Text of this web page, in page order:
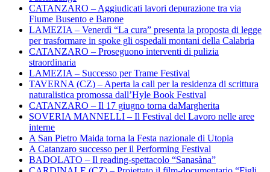
CATANZARO – Aggiudicati lavori depurazione tra via
Fiume Busento e Barone
LAMEZIA – Venerdì “La cura” presenta la proposta di legge
per trasformare in spoke gli ospedali montani della Calabria
CATANZARO – Proseguono interventi di pulizia
straordinaria
LAMEZIA – Successo per Trame Festival
TAVERNA (CZ) – Aperta la call per la residenza di scrittura
naturalistica promossa dall’Hyle Book Festival
CATANZARO – Il 17 giugno torna daMargherita
SOVERIA MANNELLI – Il Festival del Lavoro nelle aree
interne
A San Pietro Maida torna la Festa nazionale di Utopia
A Catanzaro successo per il Performing Festival
BADOLATO – Il reading-spettacolo “Sanasàna”